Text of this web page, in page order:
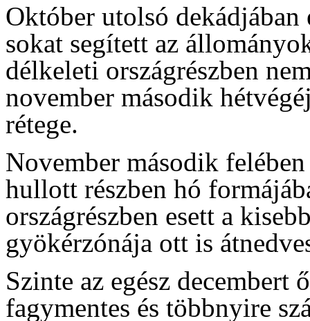
Október utolsó dekádjában
sokat segített az
délkeleti országrészben
november második
rétege.
November második
hullott részben hó
országrészben esett a
gyökérzónája ott is
Szinte az egész decembert
fagymentes és többnyire